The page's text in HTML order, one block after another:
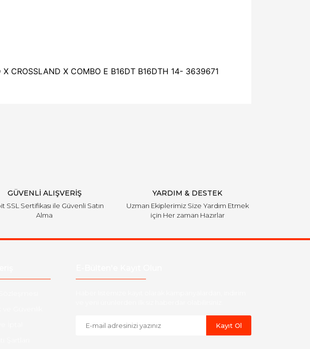
X COMBO E B16DT B16DTH 14- 3639671
GÜVENLİ ALIŞVERİŞ
SSL Sertifikası ile Güvenli Satın
Alma
YARDIM & DESTEK
Uzman Ekiplerimiz Size Yardım Etmek
için Her zaman Hazırlar
Kayıt Ol